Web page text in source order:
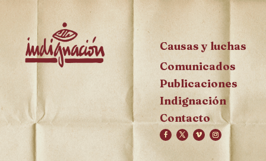
Causas y luchas
Comunicados
Publicaciones
Indignación
Contacto